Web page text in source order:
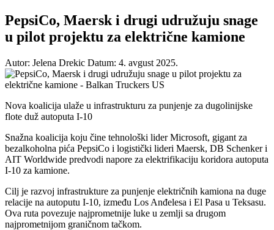
PepsiCo, Maersk i drugi udružuju snage
u pilot projektu za električne kamione
Autor: Jelena Drekic Datum: 4. avgust 2025.
Nova koalicija ulaže u infrastrukturu za punjenje za dugolinijske
flote duž autoputa I-10
Snažna koalicija koju čine tehnološki lider Microsoft, gigant za
bezalkoholna pića PepsiCo i logistički lideri Maersk, DB Schenker i
AIT Worldwide predvodi napore za elektrifikaciju koridora autoputa
I-10 za kamione.
Cilj je razvoj infrastrukture za punjenje električnih kamiona na duge
relacije na autoputu I-10, između Los Anđelesa i El Pasa u Teksasu.
Ova ruta povezuje najprometnije luke u zemlji sa drugom
najprometnijom graničnom tačkom.